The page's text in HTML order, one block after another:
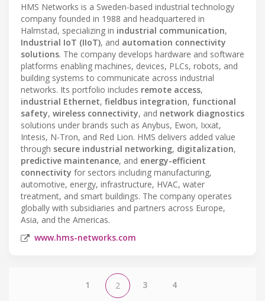
HMS Networks is a Sweden-based industrial technology
company founded in 1988 and headquartered in
Halmstad, specializing in industrial communication,
Industrial IoT (IIoT), and automation connectivity
solutions. The company develops hardware and software
platforms enabling machines, devices, PLCs, robots, and
building systems to communicate across industrial
networks. Its portfolio includes remote access,
industrial Ethernet, fieldbus integration, functional
safety, wireless connectivity, and network diagnostics
solutions under brands such as Anybus, Ewon, Ixxat,
Intesis, N-Tron, and Red Lion. HMS delivers added value
through secure industrial networking, digitalization,
predictive maintenance, and energy-efficient
connectivity for sectors including manufacturing,
automotive, energy, infrastructure, HVAC, water
treatment, and smart buildings. The company operates
globally with subsidiaries and partners across Europe,
Asia, and the Americas.
www.hms-networks.com
1 2 3 4